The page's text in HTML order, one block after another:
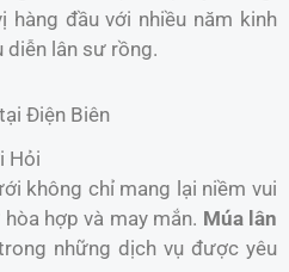
hàng đầu với nhiều năm kinh
diễn lân sư rồng.
Điện Biên
Hỏi
không chỉ mang lại niềm vui
hợp và may mắn. Múa lân
những dịch vụ được yêu